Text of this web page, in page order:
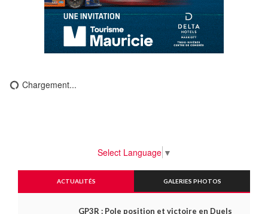
Chargement...
Select Language ▼
ACTUALITÉS GALERIES PHOTOS
GP3R : Pole position et victoire en Duels